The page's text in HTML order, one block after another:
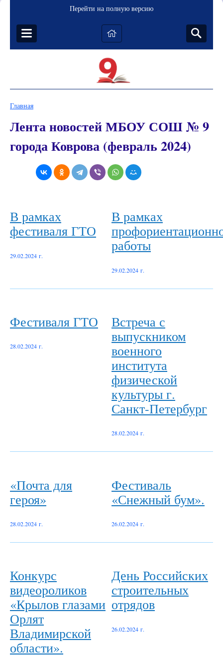
Перейти на полную версию
Главная
Лента новостей МБОУ СОШ № 9
города Коврова (февраль 2024)
В рамках
фестиваля ГТО
29.02.2024 г.
В рамках
работы
29.02.2024 г.
Фестиваля ГТО
28.02.2024 г.
Встреча с
выпускником
военного
института
физической
культуры г.
Санкт-Петербург
28.02.2024 г.
«Почта для
героя»
28.02.2024 г.
Фестиваль
«Снежный бум».
26.02.2024 г.
Конкурс
видеороликов
«Крылов глазами
Орлят
Владимирской
области».
День Российских
строительных
отрядов
26.02.2024 г.